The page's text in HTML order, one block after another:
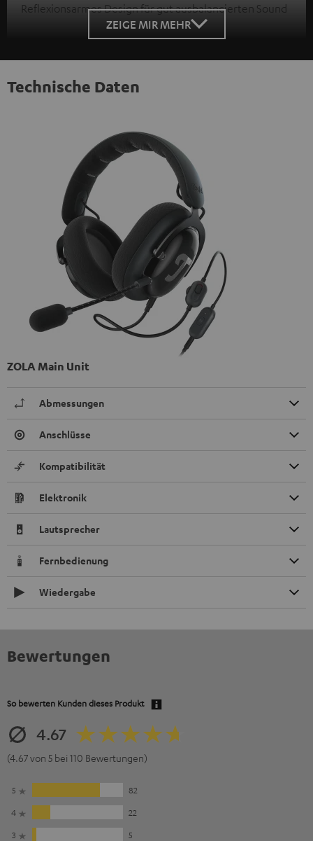
Reflexionsarmes Design für gut ausbalancierten Sound
ZEIGE MIR MEHR
Technische Daten
ZOLA Main Unit
Abmessungen
Anschlüsse
Kompatibilität
Elektronik
Lautsprecher
Fernbedienung
Wiedergabe
Bewertungen
So bewerten Kunden dieses Produkt
4.67
(4.67 von 5 bei 110 Bewertungen)
5
82
4
22
3
5